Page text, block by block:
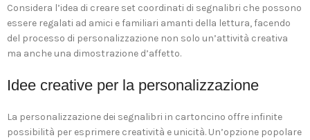
Considera l’idea di creare set coordinati di segnalibri che possono
essere regalati ad amici e familiari amanti della lettura, facendo
del processo di personalizzazione non solo un’attività creativa
ma anche una dimostrazione d’affetto.
Idee creative per la personalizzazione
La personalizzazione dei segnalibri in cartoncino offre infinite
possibilità per esprimere creatività e unicità. Un’opzione popolare